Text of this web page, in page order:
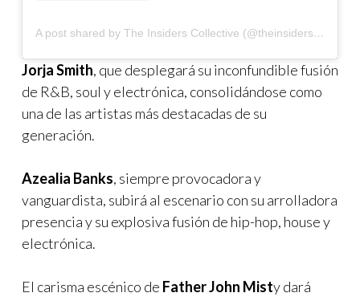
A post shared by The Insiders Collective (@theinsidersco)
Jorja Smith, que desplegará su inconfundible fusión
de R&B, soul y electrónica, consolidándose como
una de las artistas más destacadas de su
generación.
Azealia Banks, siempre provocadora y
vanguardista, subirá al escenario con su arrolladora
presencia y su explosiva fusión de hip-hop, house y
electrónica.
El carisma escénico de Father John Misty dará